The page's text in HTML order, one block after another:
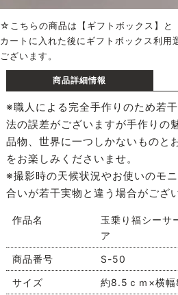
☆こちらの商品は【ギフトボックス】と
カートに入れた後にギフトボックス利用
ございます。
商品詳細情報
※職人による完全手作りのため若
法の誤差がございますが手作りの
品物、世界に一つしかないものと
をお楽しみくださいませ。
※撮影時の天候状況やお使いのモ
合いが若干実物と違う場合がござ
作品名
玉乗り福シーサ
ア
商品番号
S-50
サイズ
約8.5ｃｍ×横